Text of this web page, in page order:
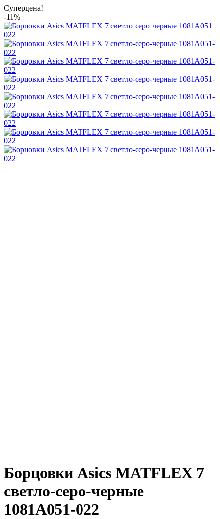
Суперцена!
-11%
Борцовки Asics MATFLEX 7
светло-серо-черные
1081A051-022